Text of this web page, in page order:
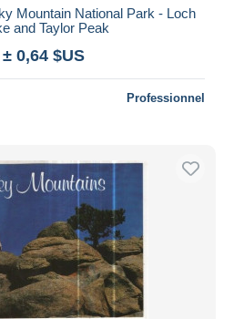
Mountain National Park - Loch
and Taylor Peak
± 0,64 $US
Professionnel